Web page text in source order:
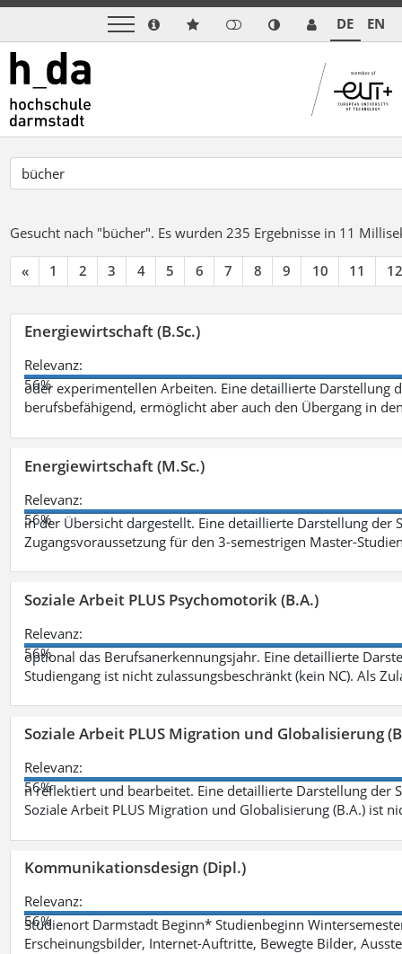
DE EN
Gesucht nach "bücher". Es wurden 235 Ergebnisse in 11
« 1 2 3 4 5 6 7 8 9 10 11 12
Energiewirtschaft (B.Sc.)
Relevanz:
56%
oder experimentellen Arbeiten. Eine detaillierte Darstellung
berufsbefähigend, ermöglicht aber auch den Übergang in
Energiewirtschaft (M.Sc.)
Relevanz:
56%
in der Übersicht dargestellt. Eine detaillierte Darstellung der
Zugangsvoraussetzung für den 3-semestrigen Master-
Soziale Arbeit PLUS Psychomotorik (B.A.)
Relevanz:
56%
optional das Berufsanerkennungsjahr. Eine detaillierte
Studiengang ist nicht zulassungsbeschränkt (kein NC). Als
Soziale Arbeit PLUS Migration und Globalisierung
Relevanz:
56%
n reflektiert und bearbeitet. Eine detaillierte Darstellung der
Soziale Arbeit PLUS Migration und Globalisierung (B.A.) ist
Kommunikationsdesign (Dipl.)
Relevanz:
56%
Studienort Darmstadt Beginn* Studienbeginn
Erscheinungsbilder, Internet-Auftritte, Bewegte Bilder,